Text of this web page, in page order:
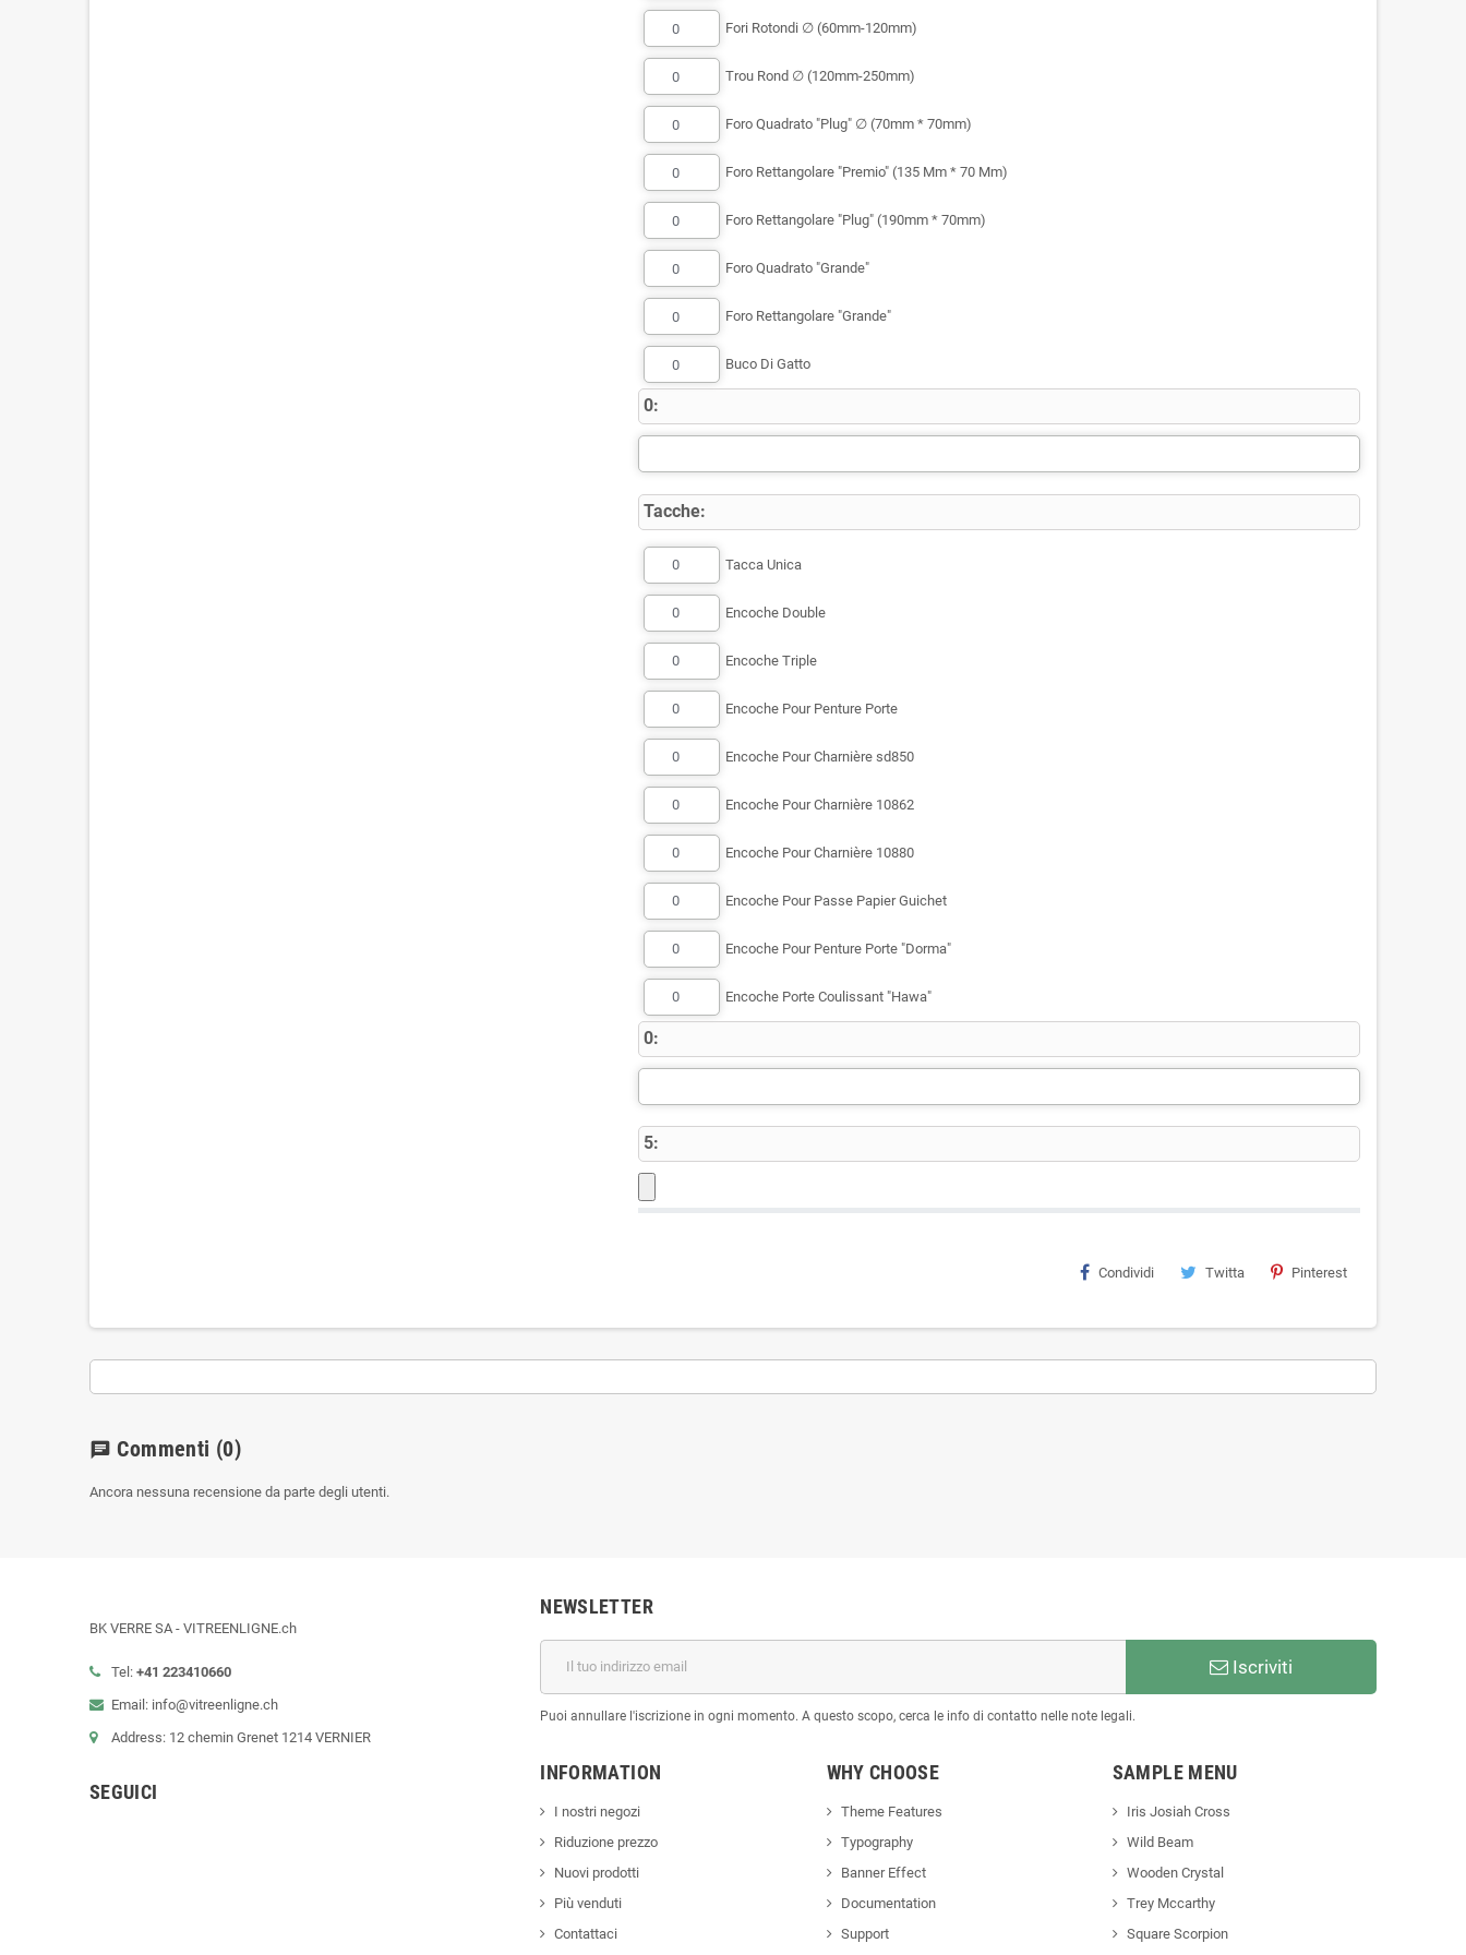
Fori Rotondi ∅ (60mm-120mm)
Trou Rond ∅ (120mm-250mm)
Foro Quadrato "Plug" ∅ (70mm * 70mm)
Foro Rettangolare "Premio" (135 Mm * 70 Mm)
Foro Rettangolare "Plug" (190mm * 70mm)
Foro Quadrato "Grande"
Foro Rettangolare "Grande"
Buco Di Gatto
0:
Tacche:
Tacca Unica
Encoche Double
Encoche Triple
Encoche Pour Penture Porte
Encoche Pour Charnière sd850
Encoche Pour Charnière 10862
Encoche Pour Charnière 10880
Encoche Pour Passe Papier Guichet
Encoche Pour Penture Porte "Dorma"
Encoche Porte Coulissant "Hawa"
0:
5:
Condividi Twitta Pinterest
chat Commenti (0)
Ancora nessuna recensione da parte degli utenti.
BK VERRE SA - VITREENLIGNE.ch
Tel: +41 223410660
Email: info@vitreenligne.ch
Address: 12 chemin Grenet 1214 VERNIER
SEGUICI
NEWSLETTER
Iscriviti
Puoi annullare l'iscrizione in ogni momento. A questo scopo, cerca le info di contatto nelle note legali.
INFORMATION
I nostri negozi
Riduzione prezzo
Nuovi prodotti
Più venduti
Contattaci
WHY CHOOSE
Theme Features
Typography
Banner Effect
Documentation
Support
SAMPLE MENU
Iris Josiah Cross
Wild Beam
Wooden Crystal
Trey Mccarthy
Square Scorpion